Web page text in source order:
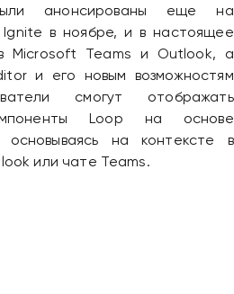
анонсированы еще на
в ноябре, и в настоящее
Microsoft Teams и Outlook, а
и его новым возможностям
смогут отображать
Loop на основе
основываясь на контексте в
или чате Teams.